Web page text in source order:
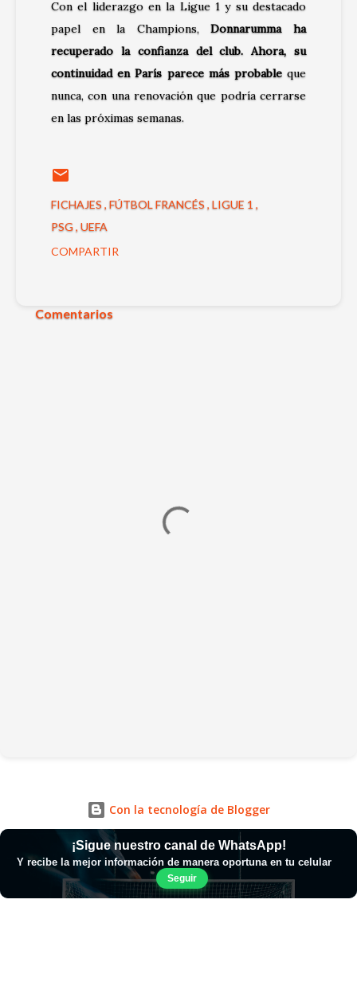
Con el liderazgo en la Ligue 1 y su destacado
papel en la Champions,Donnarumma ha
recuperado la confianza del club. Ahora, su
continuidad en París parece más probableque
nunca, con una renovación que podría cerrarse
en las próximas semanas.
FICHAJES FÚTBOL FRANCÉS LIGUE 1
PSG UEFA
COMPARTIR
Comentarios
Con la tecnología de Blogger
¡Sigue nuestro canal de WhatsApp!
Y recibe la mejor información de manera oportuna en tu celular
Seguir